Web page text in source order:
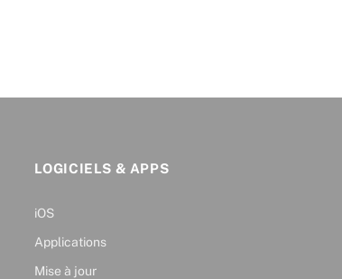
LOGICIELS & APPS
iOS
Applications
Mise à jour